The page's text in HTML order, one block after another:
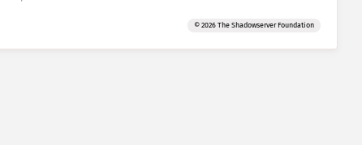
© 2026 The Shadowserver Foundation